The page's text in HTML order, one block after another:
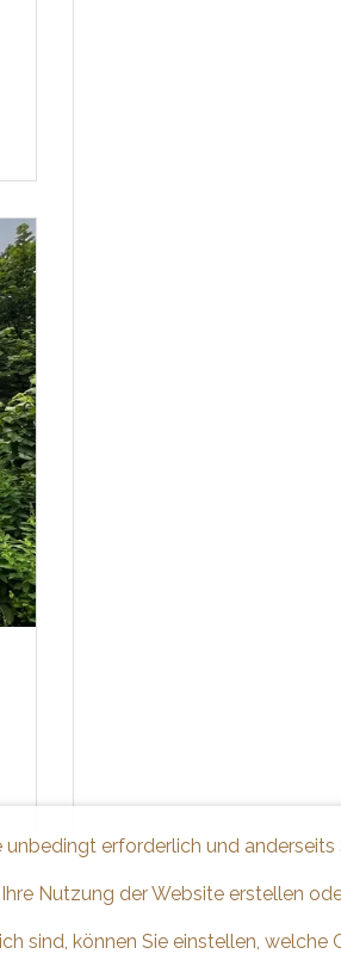
erforderlich und
Nutzung der Website erstellen
sind, können Sie einstellen, welche